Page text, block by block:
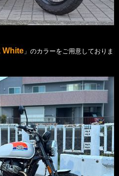
White 」のカラーをご用意しておりま